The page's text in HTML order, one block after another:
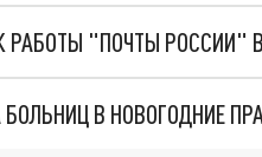
БОЛЬНИЦ В НОВОГОДНИЕ